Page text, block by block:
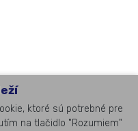
ktoré sú potrebné pre
na tlačidlo "Rozumiem"